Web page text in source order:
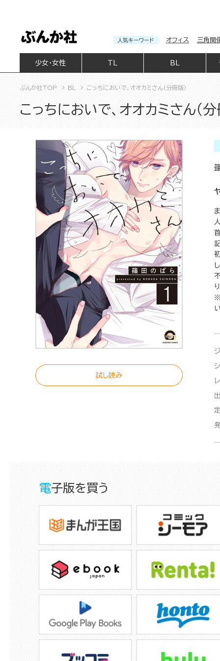
人気キーワード オフィス 三角関
少女・女性 BL
ぶんか社TOP BL こっちにおいで、オオカミさん（分冊版）
こっちにおいで、オオカミさん（分
試し読み
※
電子版を買う